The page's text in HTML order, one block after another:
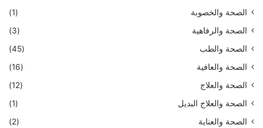
الصحة والخصوبة
(1)
الصحة والرفاهية
(3)
الصحة والطب
(45)
الصحة والعافية
(16)
الصحة والعلاج
(12)
الصحة والعلاج البديل
(1)
الصحة والعناية
(2)